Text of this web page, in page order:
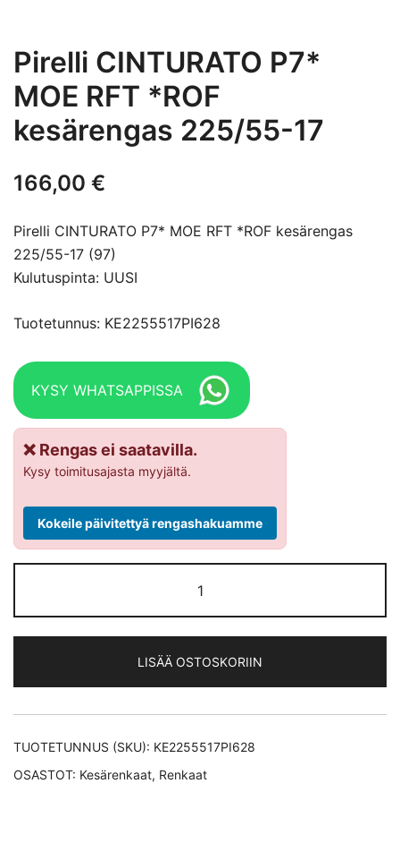
Pirelli CINTURATO P7*
MOE RFT *ROF
kesärengas 225/55-17
166,00 €
Pirelli CINTURATO P7* MOE RFT *ROF kesärengas
225/55-17 (97)
Kulutuspinta: UUSI
Tuotetunnus: KE2255517PI628
KYSY WHATSAPPISSA
❌ Rengas ei saatavilla.
Kysy toimitusajasta myyjältä.
Kokeile päivitettyä rengashakuamme
CINTURATO
P7*
RFT *ROF
kesärengas
225/55-
17
LISÄÄ OSTOSKORIIN
TUOTETUNNUS (SKU): KE2255517PI628
OSASTOT: Kesärenkaat, Renkaat